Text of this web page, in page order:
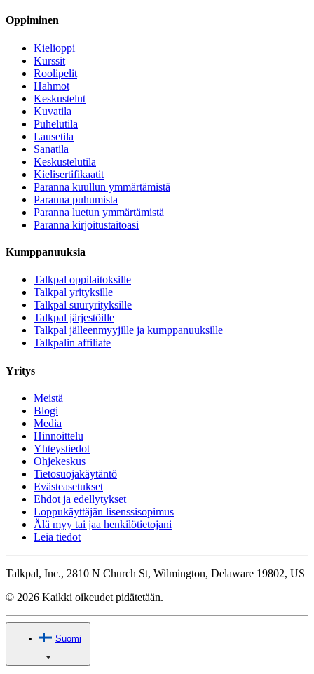
Oppiminen
Kielioppi
Kurssit
Roolipelit
Hahmot
Keskustelut
Kuvatila
Puhelutila
Lausetila
Sanatila
Keskustelutila
Kielisertifikaatit
Paranna kuullun ymmärtämistä
Paranna puhumista
Paranna luetun ymmärtämistä
Paranna kirjoitustaitoasi
Kumppanuuksia
Talkpal oppilaitoksille
Talkpal yrityksille
Talkpal suuryrityksille
Talkpal järjestöille
Talkpal jälleenmyyjille ja kumppanuuksille
Talkpalin affiliate
Yritys
Meistä
Blogi
Media
Hinnoittelu
Yhteystiedot
Ohjekeskus
Tietosuojakäytäntö
Evästeasetukset
Ehdot ja edellytykset
Loppukäyttäjän lisenssisopimus
Älä myy tai jaa henkilötietojani
Leia tiedot
Talkpal, Inc., 2810 N Church St, Wilmington, Delaware 19802, US
© 2026 Kaikki oikeudet pidätetään.
Suomi